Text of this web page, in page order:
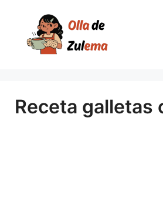
contenido
Receta galletas